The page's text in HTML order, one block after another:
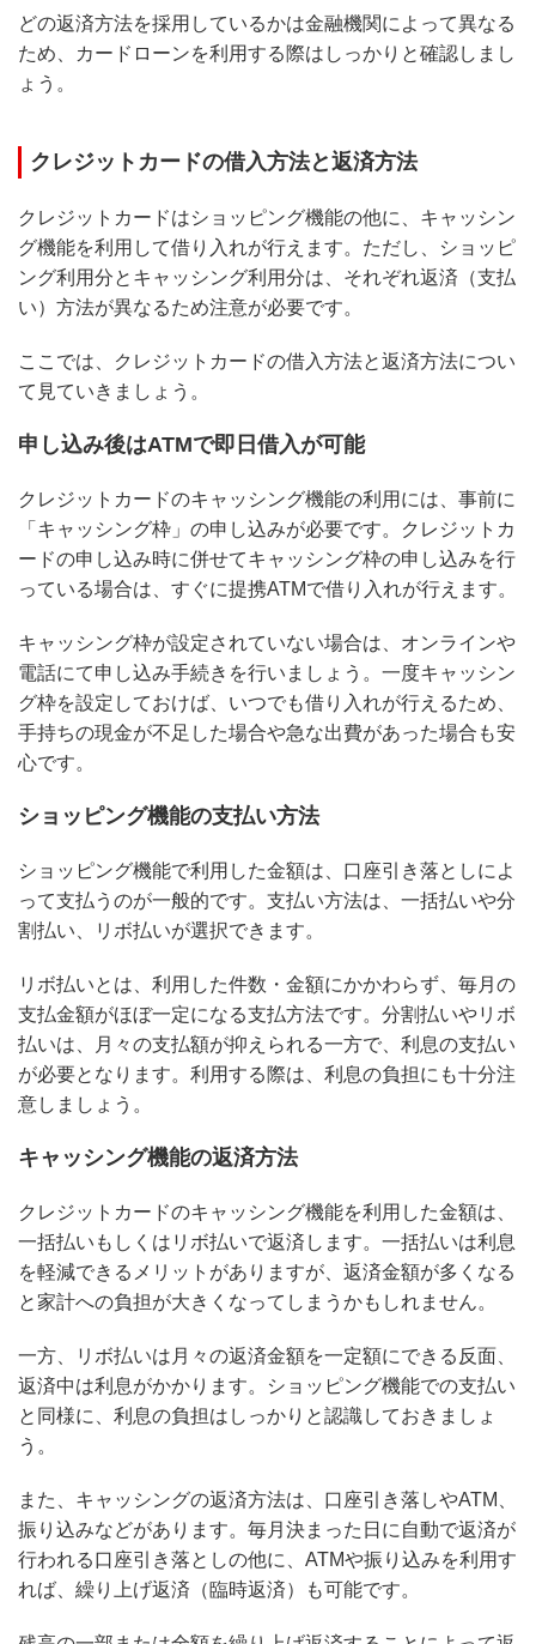
どの返済方法を採用しているかは金融機関によって異なる
ため、カードローンを利用する際はしっかりと確認しまし
ょう。
クレジットカードの借入方法と返済方法
クレジットカードはショッピング機能の他に、キャッシン
グ機能を利用して借り入れが行えます。ただし、ショッピ
ング利用分とキャッシング利用分は、それぞれ返済（支払
い）方法が異なるため注意が必要です。
ここでは、クレジットカードの借入方法と返済方法につい
て見ていきましょう。
申し込み後はATMで即日借入が可能
クレジットカードのキャッシング機能の利用には、事前に
「キャッシング枠」の申し込みが必要です。クレジットカ
ードの申し込み時に併せてキャッシング枠の申し込みを行
っている場合は、すぐに提携ATMで借り入れが行えます。
キャッシング枠が設定されていない場合は、オンラインや
電話にて申し込み手続きを行いましょう。一度キャッシン
グ枠を設定しておけば、いつでも借り入れが行えるため、
手持ちの現金が不足した場合や急な出費があった場合も安
心です。
ショッピング機能の支払い方法
ショッピング機能で利用した金額は、口座引き落としによ
って支払うのが一般的です。支払い方法は、一括払いや分
割払い、リボ払いが選択できます。
リボ払いとは、利用した件数・金額にかかわらず、毎月の
支払金額がほぼ一定になる支払方法です。分割払いやリボ
払いは、月々の支払額が抑えられる一方で、利息の支払い
が必要となります。利用する際は、利息の負担にも十分注
意しましょう。
キャッシング機能の返済方法
クレジットカードのキャッシング機能を利用した金額は、
一括払いもしくはリボ払いで返済します。一括払いは利息
を軽減できるメリットがありますが、返済金額が多くなる
と家計への負担が大きくなってしまうかもしれません。
一方、リボ払いは月々の返済金額を一定額にできる反面、
返済中は利息がかかります。ショッピング機能での支払い
と同様に、利息の負担はしっかりと認識しておきましょ
う。
また、キャッシングの返済方法は、口座引き落しやATM、
振り込みなどがあります。毎月決まった日に自動で返済が
行われる口座引き落としの他に、ATMや振り込みを利用す
れば、繰り上げ返済（臨時返済）も可能です。